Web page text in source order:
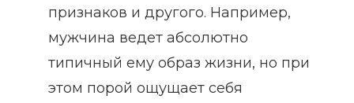
признаков и другого. Например,
мужчина ведет абсолютно
типичный ему образ жизни, но при
этом порой ощущает себя